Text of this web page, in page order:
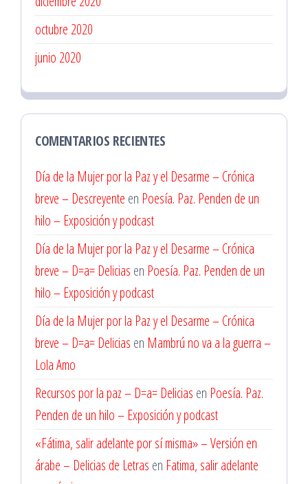
octubre 2020
junio 2020
COMENTARIOS RECIENTES
Día de la Mujer por la Paz y el Desarme – Crónica
breve – Descreyente en Poesía. Paz. Penden de un
hilo – Exposición y podcast
Día de la Mujer por la Paz y el Desarme – Crónica
breve – D=a= Delicias en Poesía. Paz. Penden de un
hilo – Exposición y podcast
Día de la Mujer por la Paz y el Desarme – Crónica
breve – D=a= Delicias en Mambrú no va a la guerra –
Lola Amo
Recursos por la paz – D=a= Delicias en Poesía. Paz.
Penden de un hilo – Exposición y podcast
«Fátima, salir adelante por sí misma» – Versión en
árabe – Delicias de Letras en Fatima, salir adelante